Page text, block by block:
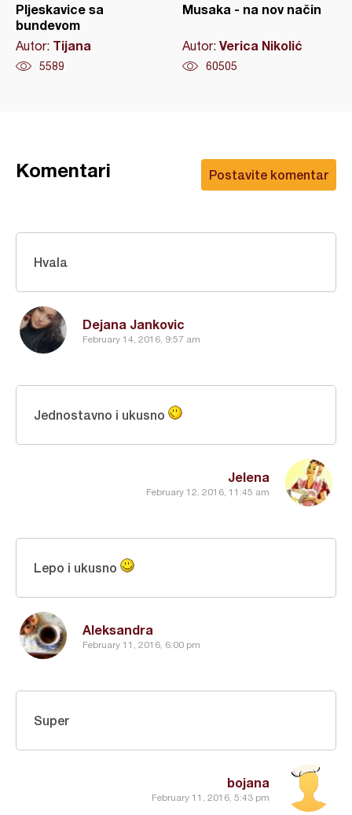
Pljeskavice sa
bundevom
Autor: Tijana
5589
Musaka - na nov način
Autor: Verica Nikolić
60505
Postavite komentar
Komentari
Dejana Jankovic
February 14, 2016, 9:57 am
Hvala
Jelena
February 12, 2016, 11:45 am
Jednostavno i ukusno
Aleksandra
February 11, 2016, 6:00 pm
Lepo i ukusno
bojana
February 11, 2016, 5:43 pm
Super